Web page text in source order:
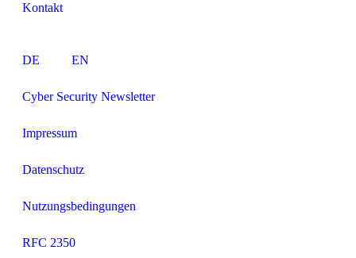
Kontakt
DE EN
Cyber Security Newsletter
Impressum
Datenschutz
Nutzungsbedingungen
RFC 2350